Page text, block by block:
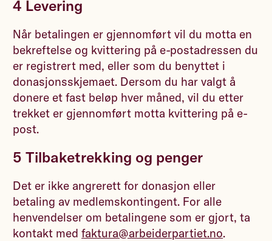
4 Levering
Når betalingen er gjennomført vil du motta en
bekreftelse og kvittering på e-postadressen du
er registrert med, eller som du benyttet i
donasjonsskjemaet. Dersom du har valgt å
donere et fast beløp hver måned, vil du etter
trekket er gjennomført motta kvittering på e-
post.
5 Tilbaketrekking og penger
Det er ikke angrerett for donasjon eller
betaling av medlemskontingent. For alle
henvendelser om betalingene som er gjort, ta
kontakt medfaktura@arbeiderpartiet.no.